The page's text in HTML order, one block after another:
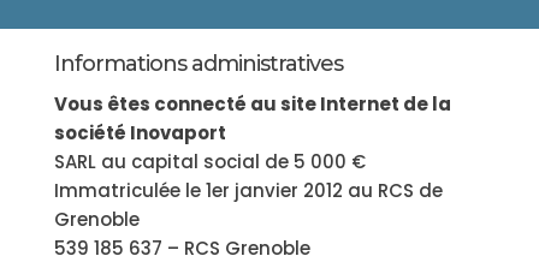
Informations administratives
Vous êtes connecté au site Internet de la
société Inovaport
SARL au capital social de 5 000 €
Immatriculée le 1er janvier 2012 au RCS de
Grenoble
539 185 637 – RCS Grenoble